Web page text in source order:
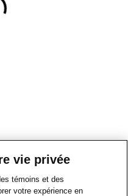
vie privée
témoins et des
votre expérience en